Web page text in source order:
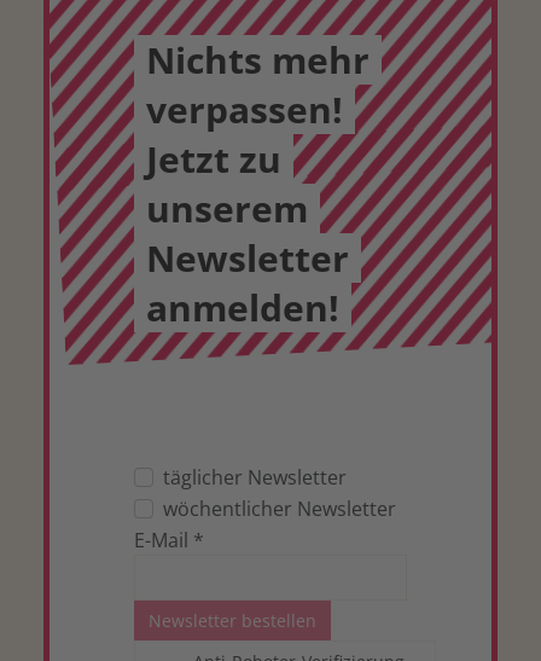
Nichts mehr
verpassen!
Jetzt zu
unserem
Newsletter
anmelden!
täglicher Newsletter
wöchentlicher Newsletter
E-Mail *
Newsletter bestellen